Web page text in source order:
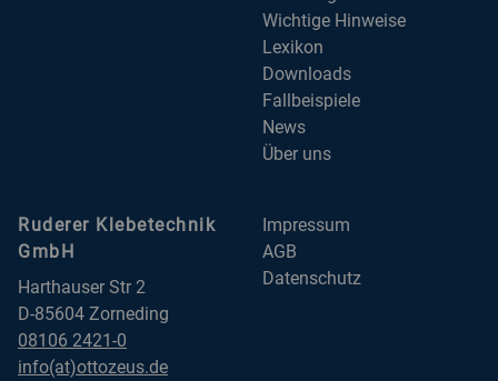
Wichtige Hinweise
Lexikon
Downloads
Fallbeispiele
News
Über uns
Ruderer Klebetechnik
GmbH
Harthauser Str 2
D-85604 Zorneding
08106 2421-0
info(at)ottozeus.de
Impressum
AGB
Datenschutz